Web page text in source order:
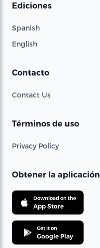
Ediciones
Spanish
English
Contacto
Contact Us
Términos de uso
Privacy Policy
Obtener la aplicación
Download on the
App Store
Get it on
Google Play